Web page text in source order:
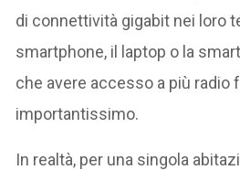
di connettività gigabit nei loro
smartphone, il laptop o la
che avere accesso a più radio
importantissimo.
In realtà, per una singola